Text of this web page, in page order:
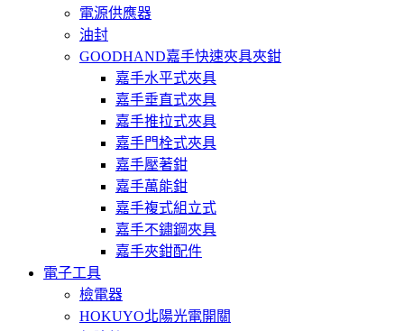
電源供應器
油封
GOODHAND嘉手快速夾具夾鉗
嘉手水平式夾具
嘉手垂直式夾具
嘉手推拉式夾具
嘉手門栓式夾具
嘉手壓著鉗
嘉手萬能鉗
嘉手複式組立式
嘉手不鏽鋼夾具
嘉手夾鉗配件
電子工具
檢電器
HOKUYO北陽光電開關